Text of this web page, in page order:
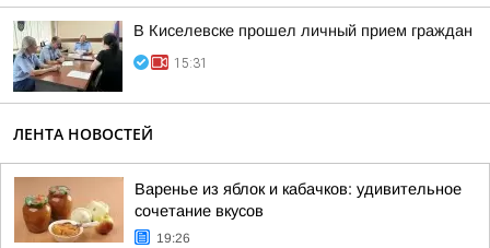
В Киселевске прошел личный прием граждан
15:31
ЛЕНТА НОВОСТЕЙ
Варенье из яблок и кабачков: удивительное
сочетание вкусов
19:26